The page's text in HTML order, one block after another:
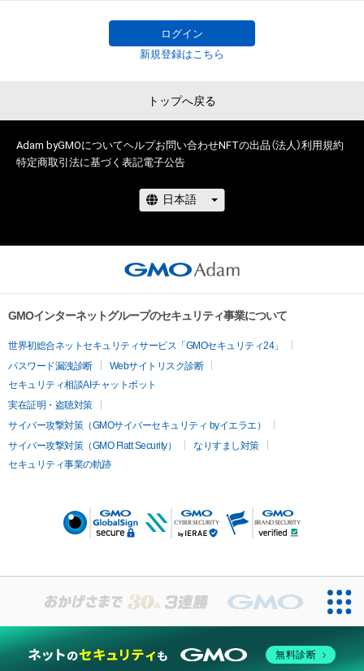
の管理委託を受けている者からの事前の同意なしに、上記の「本
アイテムの保有者が有する権利」の範囲を超えた行為、知的財産
せん。)を行うことはできません。
・本アイテムに関する創作物の利用については、公序良俗や法令
に反する利用またはその恐れのある利用など、作成者が不適切
であると判断した場合、利用をお断りさせていただきます。
このアイテムに関するお問い合わせ先
その他、漫画を制作していた期間もあり、
様々な創作活動を展開し続けております。
どうぞよろしくお願いします。
ログイン
新規登録はこちら
トップへ戻る
Adam byGMOについてヘルプお問い合わせNFTの出品（法人）利用規約
特定商取引法に基づく表記電子公告
GMOインターネットグループのセキュリティ事業について
世界初総合ネットセキュリティサービス「GMOセキュリティ24」
パスワード漏洩診断
Webサイトリスク診断
セキュリティ相談AIチャットボット
実在証明・盗聴対策
サイバー攻撃対策（GMOサイバーセキュリティ byイエラエ）
サイバー攻撃対策（GMO Flatt Security）
なりすまし対策
セキュリティ事業の軌跡
無料診断